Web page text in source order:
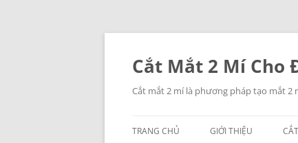
Chuyển
dung
Cắt Mắt 2 Mí Cho
Cắt mắt 2 mí là phương pháp tạo mắt
TRANG CHỦ GIỚI THIỆU